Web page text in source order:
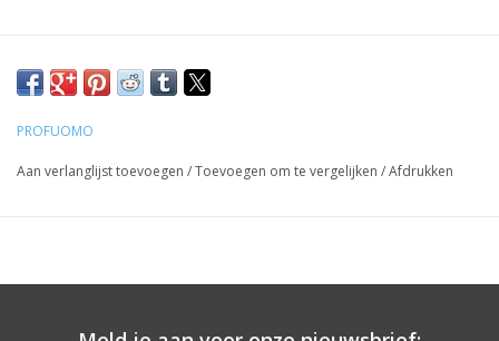
PROFUOMO
Aan verlanglijst toevoegen /Toevoegen om te vergelijken /Afdrukken